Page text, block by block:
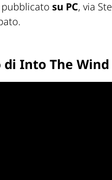
su PC, via
Into The Wind